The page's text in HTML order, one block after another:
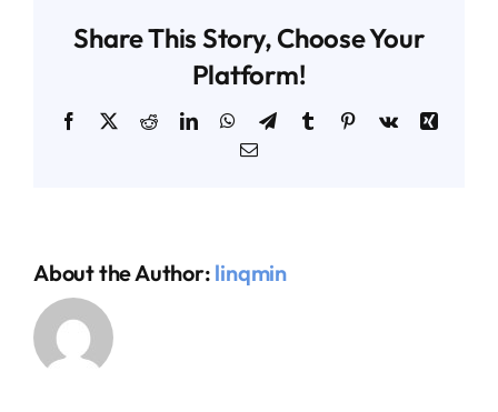
AGENDA TÉCNICO-COMERCIAL
Share This Story, Choose Your
Platform!
Facebook
X RedditLinkedInWhatsApp
TelegramTumblr Pinterest
Vk
Xing
Email
About the Author: linqmin